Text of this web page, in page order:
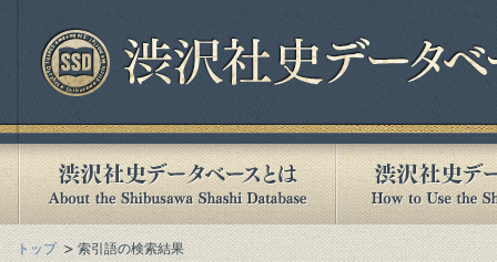
トップ 索引語の検索結果